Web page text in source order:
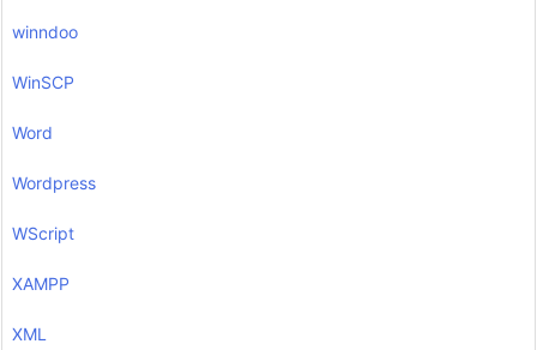
winndoo
WinSCP
Word
Wordpress
WScript
XAMPP
XML